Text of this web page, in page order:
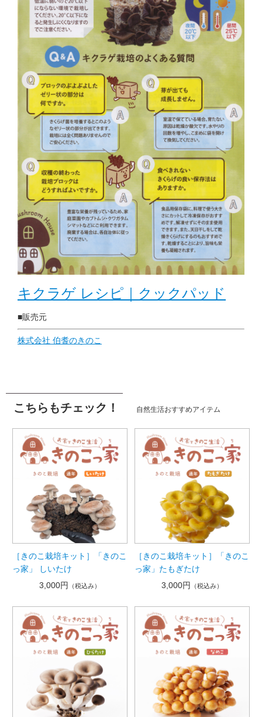
キクラゲ レシピ｜クックパッド
■販売元
株式会社 伯耆のきのこ
こちらもチェック！ 自然生活おすすめアイテム
［きのこ栽培キット］「きのこ
っ家」 しいたけ
3,000円
（税込み）
［きのこ栽培キット］「きのこ
っ家」たもぎたけ
3,000円
（税込み）